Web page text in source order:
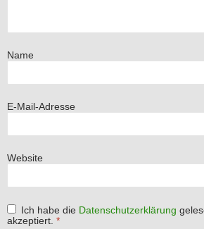
Name
E-Mail-Adresse
Website
Ich habe die Datenschutzerklärung
akzeptiert. *